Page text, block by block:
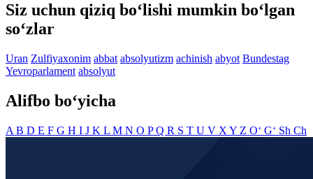
Siz uchun qiziq bo‘lishi mumkin bo‘lgan
so‘zlar
Uran Zulfiyaxonim abbat absolyutizm achinish abyot Bundestag
Yevroparlament absolyut
Alifbo bo‘yicha
A B D E F G H I J K L M N O PQ R S T U V X Y Z O‘ G‘ Sh Ch